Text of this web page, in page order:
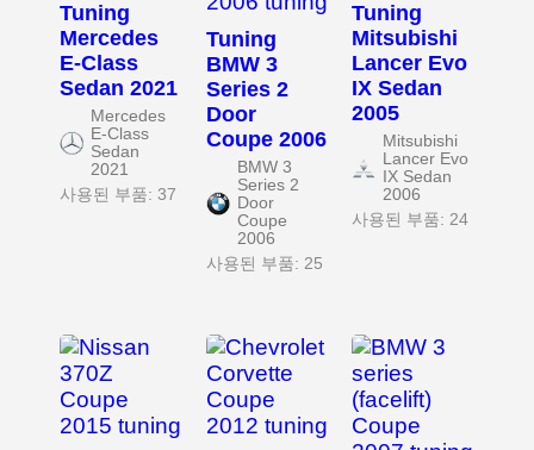
Tuning
Mercedes
E-Class
Sedan 2021
Mercedes
E-Class
Sedan
2021
사용된 부품: 37
Tuning
BMW 3
Series 2
Door
Coupe 2006
BMW 3
Series 2
Door
Coupe
2006
사용된 부품: 25
Tuning
Mitsubishi
Lancer Evo
IX Sedan
2005
Mitsubishi
Lancer Evo
IX Sedan
2006
사용된 부품: 24